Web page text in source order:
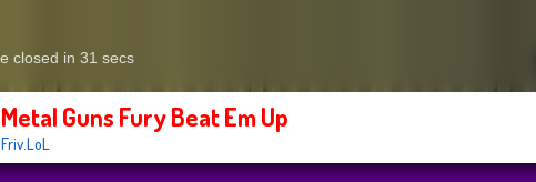
Metal Guns Fury Beat Em Up
Friv.LoL